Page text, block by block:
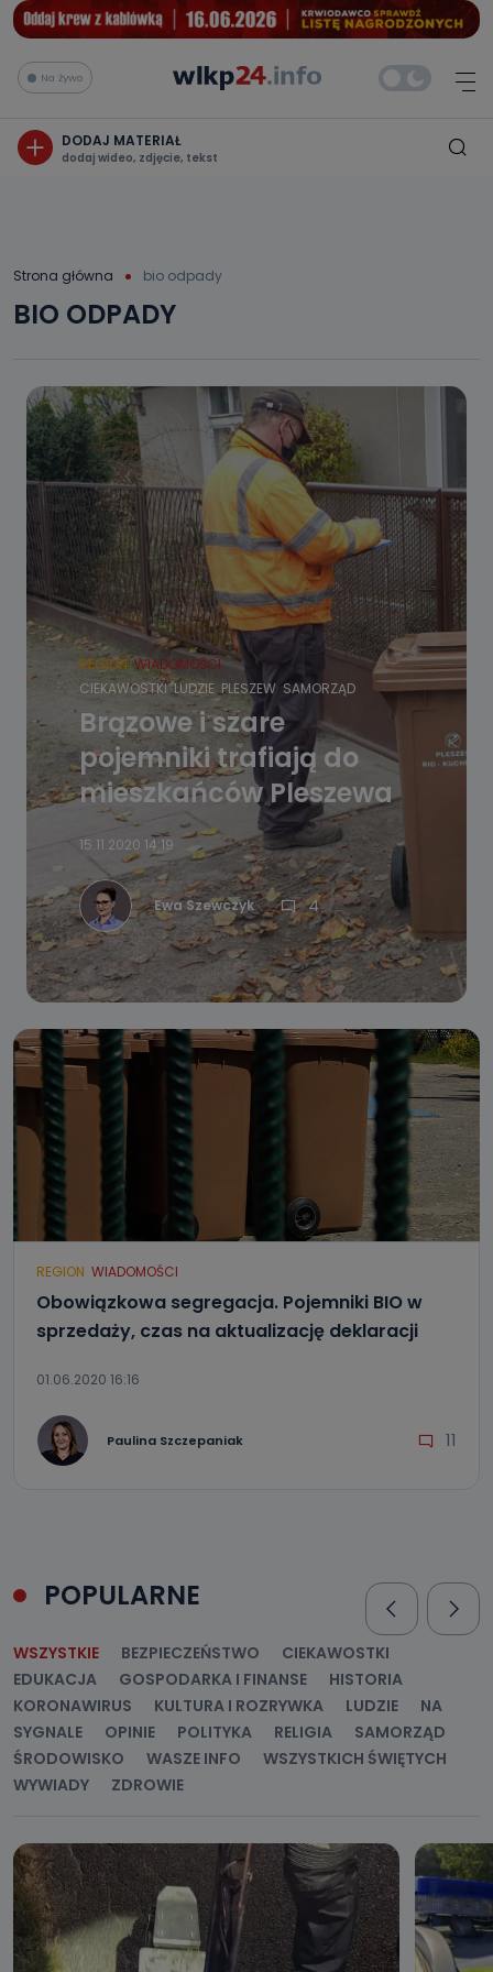
Na żywo
DODAJ MATERIAŁ
dodaj wideo, zdjęcie, tekst
Strona główna bio odpady
BIO ODPADY
REGION WIADOMOŚCI
CIEKAWOSTKI LUDZIE PLESZEW SAMORZĄD
Brązowe i szare
pojemniki trafiają do
mieszkańców Pleszewa
15.11.2020 14:19
Ewa Szewczyk 4
REGION WIADOMOŚCI
Obowiązkowa segregacja. Pojemniki BIO w
sprzedaży, czas na aktualizację deklaracji
01.06.2020 16:16
Paulina Szczepaniak 11
POPULARNE
WSZYSTKIE BEZPIECZEŃSTWO
CIEKAWOSTKI
EDUKACJA
GOSPODARKA I FINANSE
HISTORIA
KORONAWIRUS
KULTURA I ROZRYWKA LUDZIE
NA
SYGNALE
OPINIE POLITYKA RELIGIA
SAMORZĄD
ŚRODOWISKO
WASZE INFO
WSZYSTKICH ŚWIĘTYCH
WYWIADY
ZDROWIE